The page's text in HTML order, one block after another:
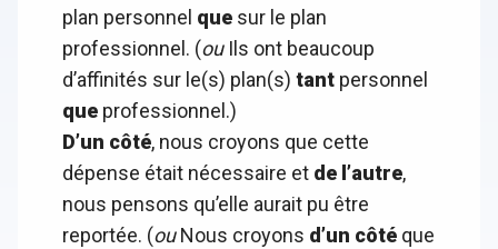
plan personnel que sur le plan
professionnel. (ouIls ont beaucoup
d’affinités sur le(s) plan(s) tant personnel
que professionnel.)
D’un côté, nous croyons que cette
dépense était nécessaire et de l’autre,
nous pensons qu’elle aurait pu être
reportée. (ouNous croyons d’un côté que